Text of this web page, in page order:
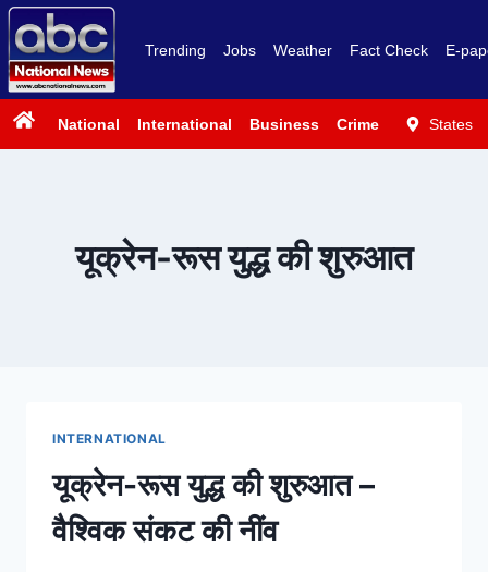
Trending Jobs Weather Fact Check E-
National International Business Crime PoliticsStates
यूक्रेन-रूस युद्ध की शुरुआत
INTERNATIONAL
यूक्रेन-रूस युद्ध की शुरुआत –
वैश्विक संकट की नींव